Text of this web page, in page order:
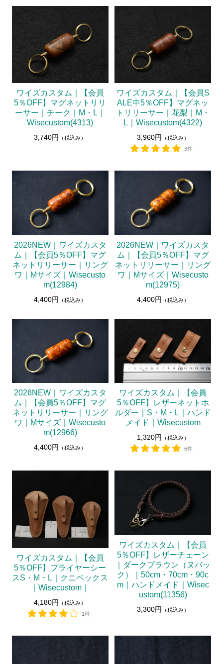
ワイズカスタム｜【会員
5％OFF】マグネットリリ
ーサー｜チーク｜M・L｜
Wisecustom(4313)
3,740円 （税込み）
ワイズカスタム｜【会員S
ALE中5％OFF】マグネッ
トリリーサー｜花梨｜M・
L｜Wisecustom(4322)
3,960円
（税込み）
3件
2026NEW｜ワイズカスタ
ム｜【会員5％OFF】マグ
ネットリリーサー｜リング
ワ｜Mサイズ｜Wisecusto
m(12984)
4,400円 （税込み）
2026NEW｜ワイズカスタ
ム｜【会員5％OFF】マグ
ネットリリーサー｜リング
ワ｜Mサイズ｜Wisecusto
m(12975)
4,400円 （税込み）
2026NEW｜ワイズカスタ
ム｜【会員5％OFF】マグ
ネットリリーサー｜リング
ワ｜Mサイズ｜Wisecusto
m(12966)
4,400円 （税込み）
ワイズカスタム｜【会員
5％OFF】レザーネットホ
ルダー｜S・M・L｜ハンド
メイド｜Wisecustom
1,320円
（税込み）
6件
ワイズカスタム｜【会員
5％OFF】プライヤーシー
スS・M・L｜クニペックス
｜Wisecustom｜
4,180円
（税込み）
1件
ワイズカスタム｜【会員
5％OFF】レザーチェーン
｜ダークブラウン（ヌバッ
ク）｜50cm・70cm・90c
m｜ハンドメイド｜Wisec
ustom(11356)
3,300円 （税込み）